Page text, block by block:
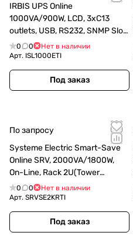
IRBIS UPS Online
1000VA/900W, LCD, 3xC13
outlets, USB, RS232, SNMP Slot,
Tower
0 0
Нет в наличии
Арт. ISL1000ETI
Под заказ
По запросу
Systeme Electric Smart-Save
Online SRV, 2000VA/1800W,
On-Line, Rack 2U(Tower
convertible), LCD, Out: 6xC13,
SNMP Intelligent Slot, USB, RS-
232
0 0
Нет в наличии
Арт. SRVSE2KRTI
Под заказ